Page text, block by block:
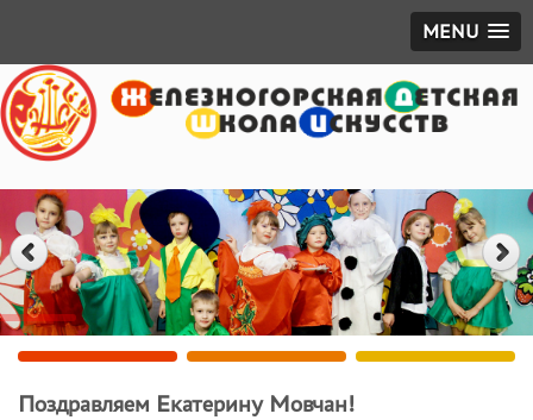
MENU
Поздравляем Екатерину Мовчан!